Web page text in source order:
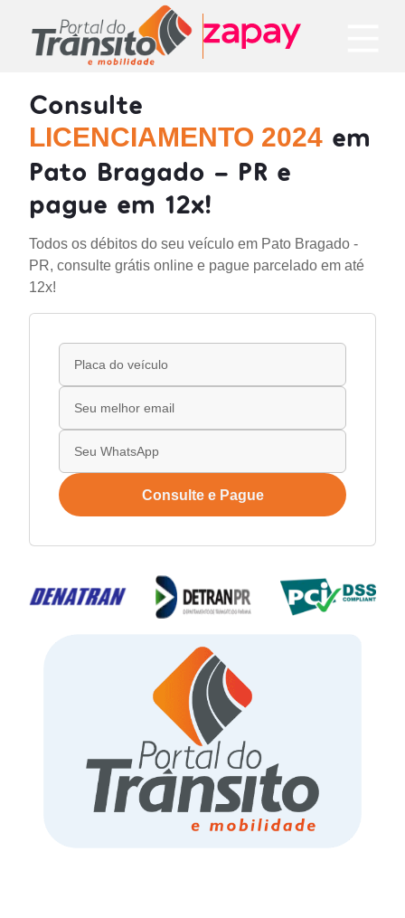
Consulte
LICENCIAMENTO 2024 em
Pato Bragado - PR e
pague em 12x!
Todos os débitos do seu veículo em Pato Bragado -
PR, consulte grátis online e pague parcelado em até
12x!
Consulte e Pague